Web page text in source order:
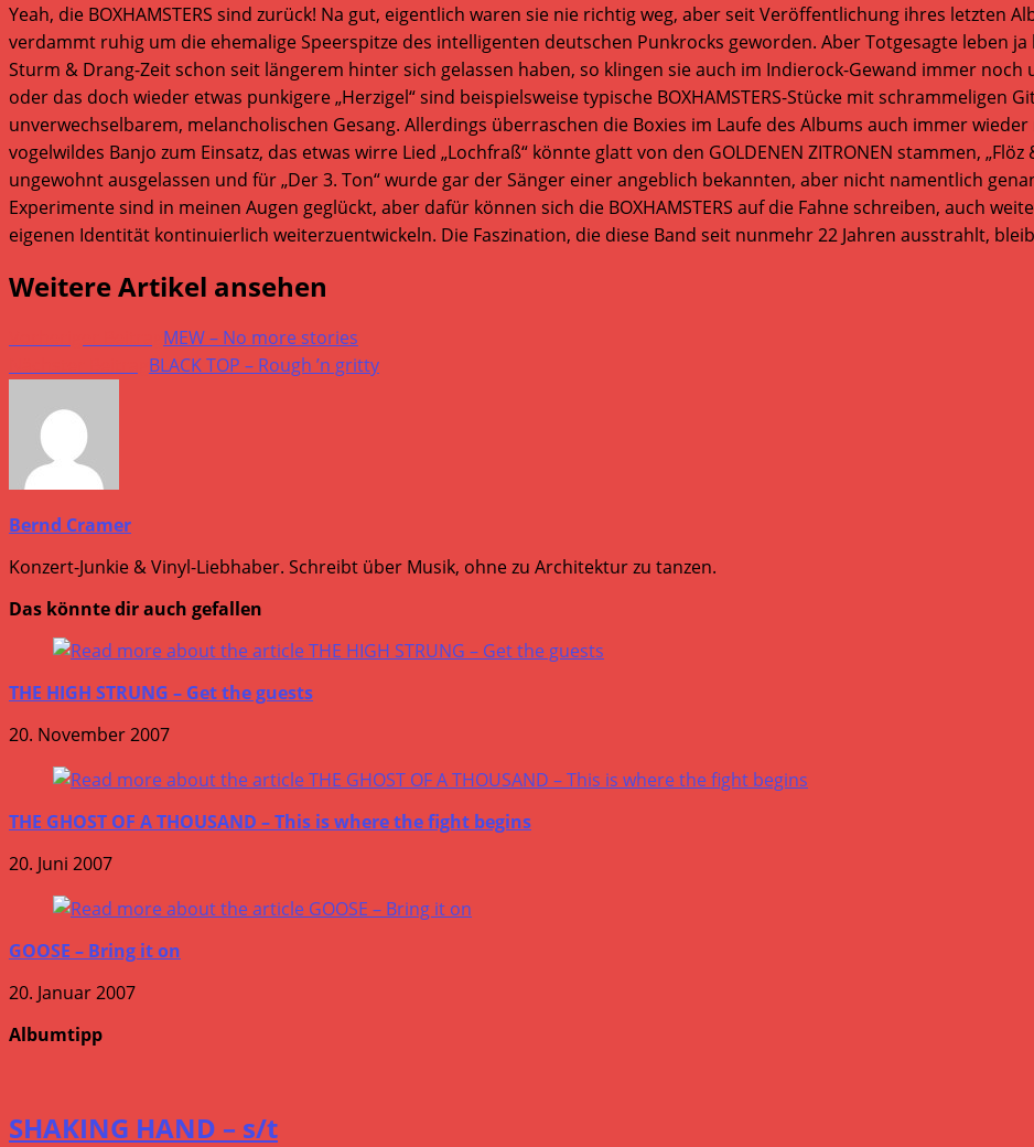
Yeah, die BOXHAMSTERS sind zurück! Na gut, eigentlich waren sie nie richtig weg, aber seit Veröffentlichung ihres letzten
verdammt ruhig um die ehemalige Speerspitze des intelligenten deutschen Punkrocks geworden. Aber Totgesagte leben
Sturm & Drang-Zeit schon seit längerem hinter sich gelassen haben, so klingen sie auch im Indierock-Gewand immer noch
oder das doch wieder etwas punkigere „Herzigel“ sind beispielsweise typische BOXHAMSTERS-Stücke mit schrammeligen
unverwechselbarem, melancholischen Gesang. Allerdings überraschen die Boxies im Laufe des Albums auch immer
vogelwildes Banjo zum Einsatz, das etwas wirre Lied „Lochfraß“ könnte glatt von den GOLDENEN ZITRONEN stammen,
ungewohnt ausgelassen und für „Der 3. Ton“ wurde gar der Sänger einer angeblich bekannten, aber nicht namentlich
Experimente sind in meinen Augen geglückt, aber dafür können sich die BOXHAMSTERS auf die Fahne schreiben, auch
eigenen Identität kontinuierlich weiterzuentwickeln. Die Faszination, die diese Band seit nunmehr 22 Jahren ausstrahlt,
Weitere Artikel ansehen
MEW – No more stories
BLACK TOP – Rough ’n gritty
Bernd Cramer
Konzert-Junkie & Vinyl-Liebhaber. Schreibt über Musik, ohne zu Architektur zu tanzen.
Das könnte dir auch gefallen
THE HIGH STRUNG – Get the guests
20. November 2007
THE GHOST OF A THOUSAND – This is where the fight begins
20. Juni 2007
GOOSE – Bring it on
20. Januar 2007
Albumtipp
SHAKING HAND – s/t